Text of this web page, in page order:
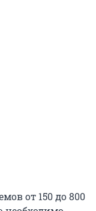
от 150 до 800